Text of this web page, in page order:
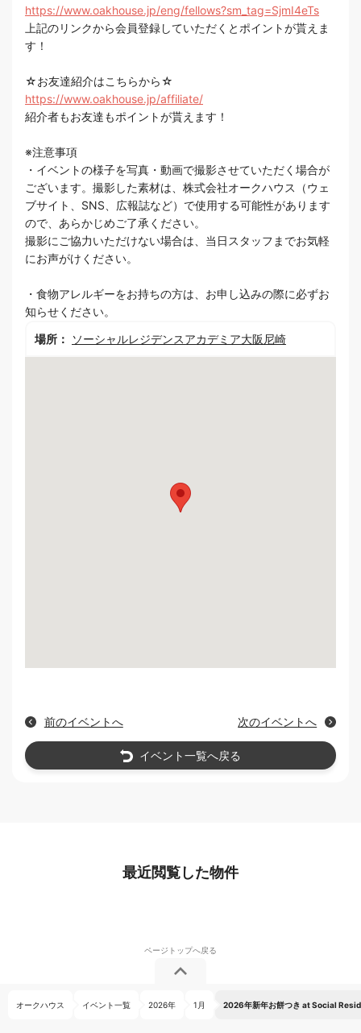
https://www.oakhouse.jp/eng/fellows?sm_tag=SjmI4eTs
上記のリンクから会員登録していただくとポイントが貰えま
す！
☆お友達紹介はこちらから☆
https://www.oakhouse.jp/affiliate/
紹介者もお友達もポイントが貰えます！
※注意事項
・イベントの様子を写真・動画で撮影させていただく場合が
ございます。撮影した素材は、株式会社オークハウス（ウェ
ブサイト、SNS、広報誌など）で使用する可能性があります
ので、あらかじめご了承ください。
撮影にご協力いただけない場合は、当日スタッフまでお気軽
にお声がけください。
・食物アレルギーをお持ちの方は、お申し込みの際に必ずお
知らせください。
場所：
ソーシャルレジデンスアカデミア大阪尼崎
前のイベントへ 次のイベントへ
イベント一覧へ戻る
最近閲覧した物件
オークハウス イベント一覧 2026年 1月 2026年新年お餅つき at Social